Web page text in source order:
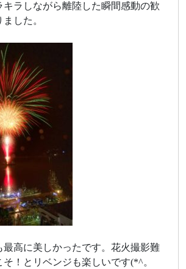
キラしながら離陸した瞬間感動の歓
した。
最高に美しかったです。花火撮影難
そ！とリベンジも楽しいです(*^。